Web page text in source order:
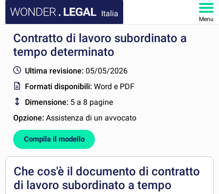
Italia
Menu
HOMEPAGE
FAQ
IL MIO ACCOUNT
Contratto di lavoro subordinato a
tempo determinato
Ultima revisione: 05/05/2026
Formati disponibili:Word e PDF
Dimensione: 5 a 8 pagine
Opzione:Assistenza di un avvocato
Compila il modello
Che cos'è il documento di contratto
di lavoro subordinato a tempo